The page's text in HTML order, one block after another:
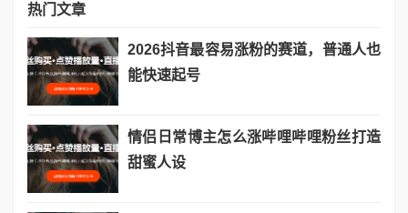
热门文章
2026抖音最容易涨粉的赛道，普通人也
能快速起号
情侣日常博主怎么涨哔哩哔哩粉丝打造
甜蜜人设